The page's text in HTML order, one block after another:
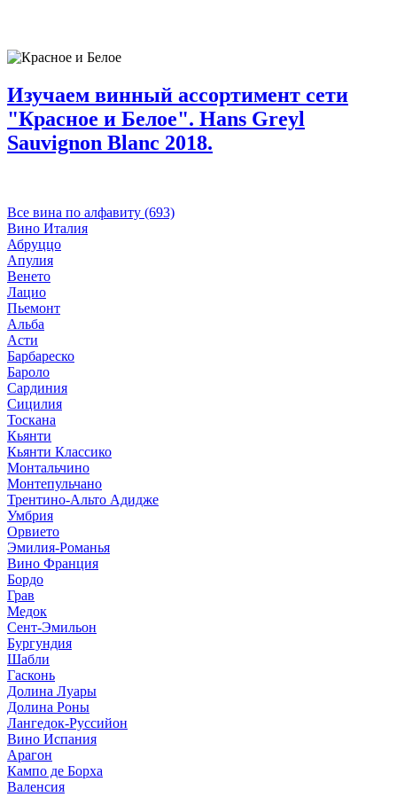
Изучаем винный ассортимент сети
"Красное и Белое". Hans Greyl
Sauvignon Blanc 2018.
Все вина по алфавиту (693)
Вино Италия
Абруццо
Апулия
Венето
Лацио
Пьемонт
Альба
Асти
Барбареско
Бароло
Сардиния
Сицилия
Тоскана
Кьянти
Кьянти Классико
Монтальчино
Монтепульчано
Трентино-Альто Адидже
Умбрия
Орвието
Эмилия-Романья
Вино Франция
Бордо
Грав
Медок
Сент-Эмильон
Бургундия
Шабли
Гасконь
Долина Луары
Долина Роны
Лангедок-Руссийон
Вино Испания
Арагон
Кампо де Борха
Валенсия